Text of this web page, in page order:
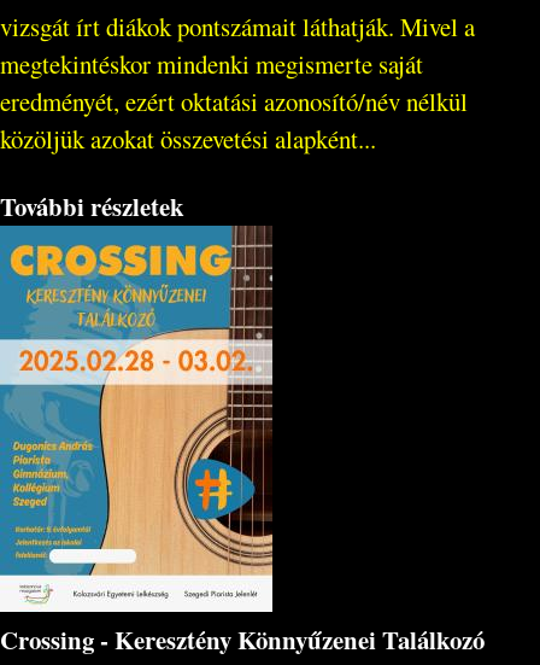
vizsgát írt diákok pontszámait láthatják. Mivel a
megtekintéskor mindenki megismerte saját
eredményét, ezért oktatási azonosító/név nélkül
közöljük azokat összevetési alapként...
További részletek
Crossing - Keresztény Könnyűzenei Találkozó